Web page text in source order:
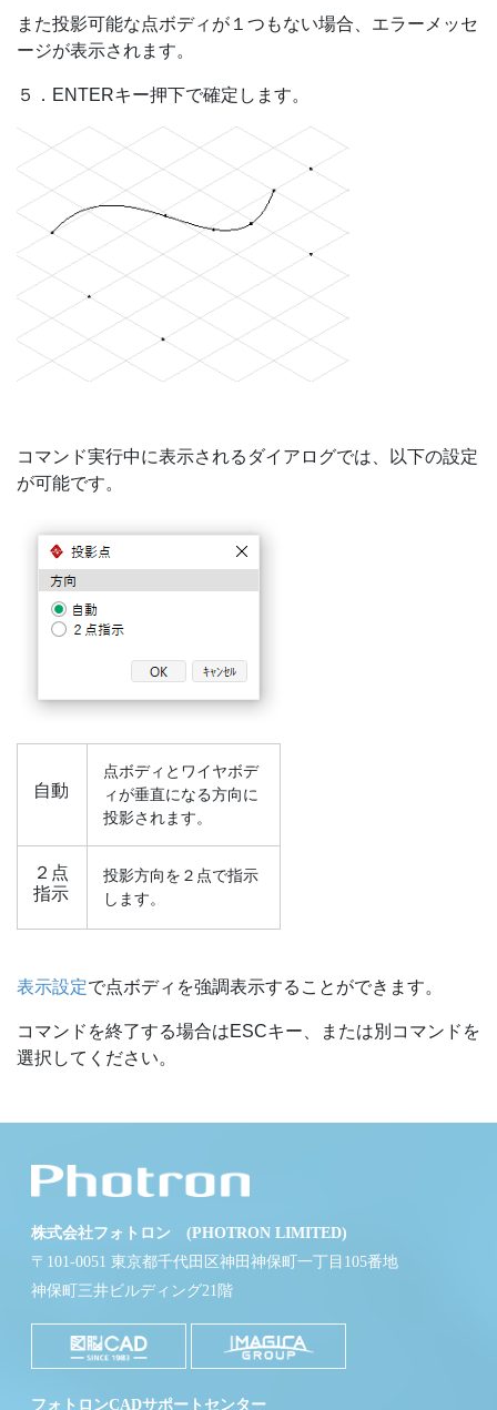
また投影可能な点ボディが１つもない場合、エラーメッセ
ージが表示されます。
５．ENTERキー押下で確定します。
コマンド実行中に表示されるダイアログでは、以下の設定
が可能です。
自動
点ボディとワイヤボデ
ィが垂直になる方向に
投影されます。
２点
指示
投影方向を２点で指示
します。
表示設定で点ボディを強調表示することができます。
コマンドを終了する場合はESCキー、または別コマンドを
選択してください。
株式会社フォトロン (PHOTRON LIMITED)
〒101-0051 東京都千代田区神田神保町一丁目105番地
神保町三井ビルディング21階
フォトロンCADサポートセンター